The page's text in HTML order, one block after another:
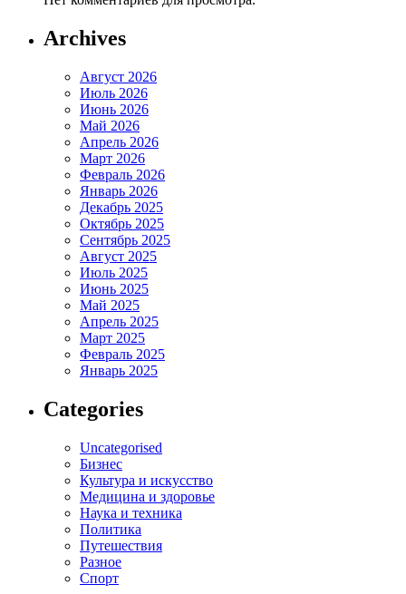
Archives
Август 2026
Июль 2026
Июнь 2026
Май 2026
Апрель 2026
Март 2026
Февраль 2026
Январь 2026
Декабрь 2025
Октябрь 2025
Сентябрь 2025
Август 2025
Июль 2025
Июнь 2025
Май 2025
Апрель 2025
Март 2025
Февраль 2025
Январь 2025
Categories
Uncategorised
Бизнес
Культура и искусство
Медицина и здоровье
Наука и техника
Политика
Путешествия
Разное
Спорт